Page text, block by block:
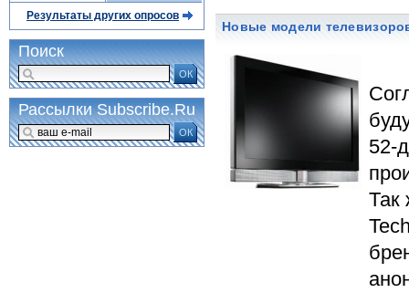
Новые модели
52-
Так
Результаты других опросов
Поиск
ОК
Рассылки Subscribe.Ru
ОК